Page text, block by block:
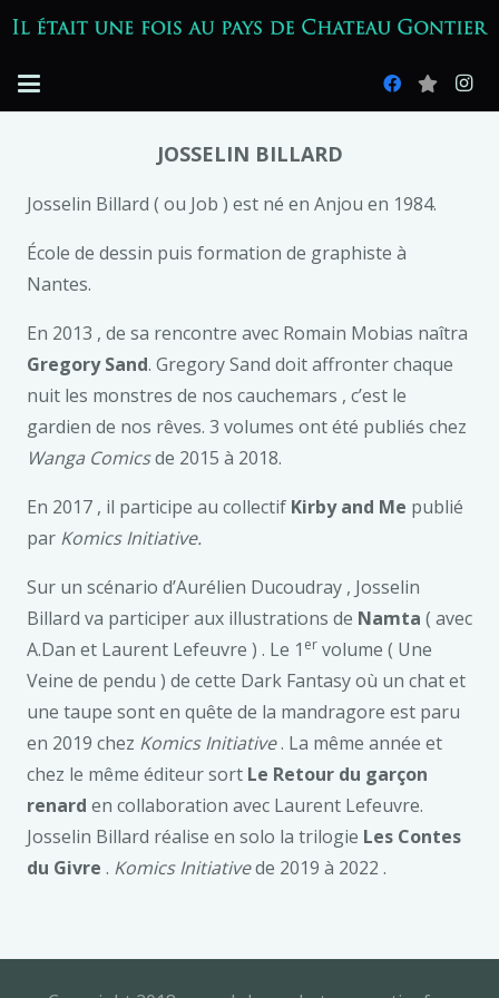
JOSSELIN BILLARD
Josselin Billard ( ou Job ) est né en Anjou en 1984.
École de dessin puis formation de graphiste à
Nantes.
En 2013 , de sa rencontre avec Romain Mobias naîtra
Gregory Sand. Gregory Sand doit affronter chaque
nuit les monstres de nos cauchemars , c’est le
gardien de nos rêves. 3 volumes ont été publiés chez
Wanga Comicsde 2015 à 2018.
En 2017 , il participe au collectif Kirby and Me publié
par Komics Initiative.
Sur un scénario d’Aurélien Ducoudray , Josselin
Billard va participer aux illustrations de Namta ( avec
A.Dan et Laurent Lefeuvre ) . Le 1 er volume ( Une
Veine de pendu ) de cette Dark Fantasy où un chat et
une taupe sont en quête de la mandragore est paru
en 2019 chez Komics Initiative. La même année et
chez le même éditeur sort Le Retour du garçon
renard en collaboration avec Laurent Lefeuvre.
Josselin Billard réalise en solo la trilogie Les Contes
du Givre . Komics Initiativede 2019 à 2022 .